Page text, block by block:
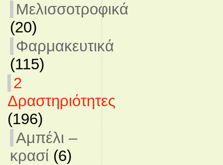
Μελισσοτροφικά
(20)
Φαρμακευτικά
(115)
2
Δραστηριότητες
(196)
Αμπέλι –
κρασί (6)